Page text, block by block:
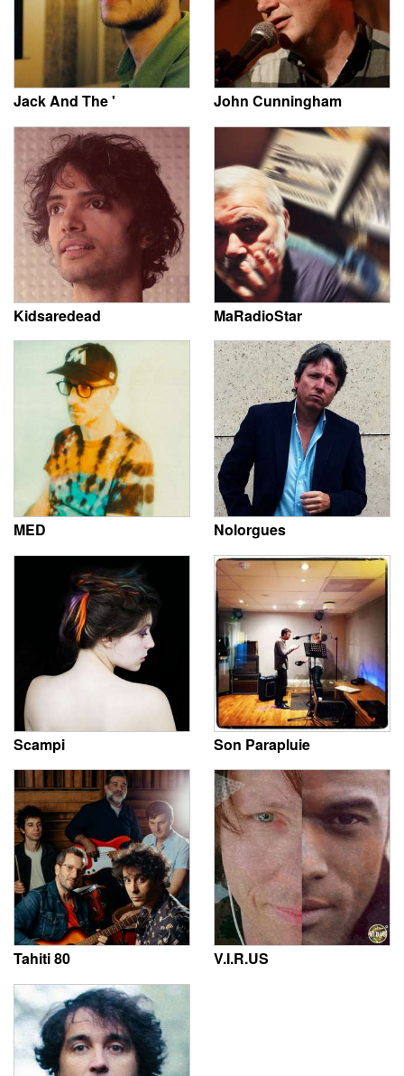
Jack And The ' John Cunningham
Kidsaredead MaRadioStar
MED Nolorgues
Scampi Son Parapluie
Tahiti 80 V.I.R.US